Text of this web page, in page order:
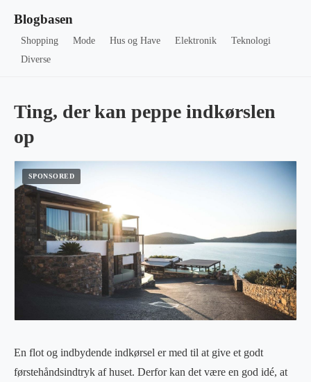
Blogbasen
Shopping Mode Hus og Have Elektronik
Teknologi
Diverse
Ting, der kan peppe indkørslen
op
En flot og indbydende indkørsel er med til at give et godt
førstehåndsindtryk af huset. Derfor kan det være en god idé, at